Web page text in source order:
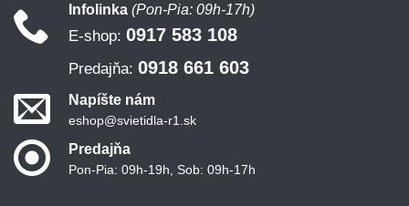
Infolinka (Pon-Pia: 09h-17h)
E-shop: 0917 583 108
Predajňa: 0918 661 603
Napíšte nám
eshop@svietidla-r1.sk
Predajňa
Pon-Pia: 09h-19h, Sob: 09h-17h